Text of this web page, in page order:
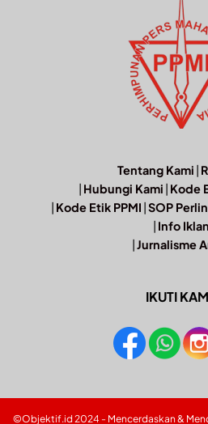
Tentang Kami |
| Hubungi Kami | Kode
| Kode Etik PPMI |SOP
| Info Iklan
|Jurnalisme
IKUTI
©Objektif.id 2024 - Mencerdaskan &